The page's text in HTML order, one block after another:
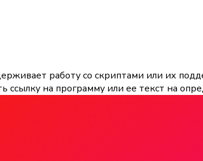
работу со скриптами или их
ссылку на программу или ее текст на